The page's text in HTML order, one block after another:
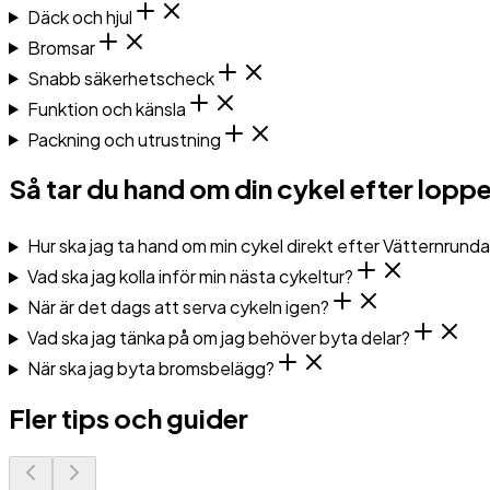
Däck och hjul
Bromsar
Snabb säkerhetscheck
Funktion och känsla
Packning och utrustning
Så tar du hand om din cykel efter
Hur ska jag ta hand om min cykel direkt efter
Vad ska jag kolla inför min nästa cykeltur?
När är det dags att serva cykeln igen?
Vad ska jag tänka på om jag behöver byta delar?
När ska jag byta bromsbelägg?
Fler tips och guider